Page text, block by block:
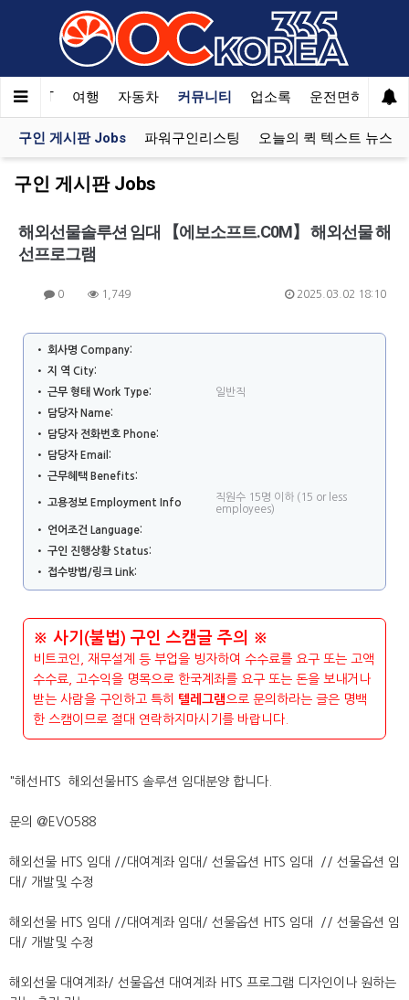
한국SAT 여행 자동차 커뮤니티 업소록 운전면허 문의
구인 게시판 Jobs 파워구인리스팅 오늘의 퀵 텍스트 뉴스
구인 게시판 Jobs
해외선물솔루션 임대 【에보소프트.C0M】 해외선물 해
선프로그램
0 1,749 2025.03.02 18:10
• 회사명 Company:
• 지 역 City:
• 근무 형태 Work Type:
일반직
• 담당자 Name:
• 담당자 전화번호 Phone:
• 담당자 Email:
• 근무혜택 Benefits:
• 고용정보 Employment Info
직원수 15명 이하 (15 or less
employees)
• 언어조건 Language:
• 구인 진행상황 Status:
• 접수방법/링크 Link:
※ 사기(불법) 구인 스캠글 주의 ※
비트코인, 재무설계 등 부업을 빙자하여 수수료를 요구 또는 고액
수수료, 고수익을 명목으로 한국계좌를 요구 또는 돈을 보내거나
받는 사람을 구인하고 특히 텔레그램으로 문의하라는 글은 명백
한 스캠이므로 절대 연락하지마시기를 바랍니다.
"해선HTS 해외선물HTS 솔루션 임대분양 합니다.
문의 @EVO588
해외선물 HTS 임대 //대여계좌 임대/ 선물옵션 HTS 임대 // 선물옵션 임
대/ 개발및 수정
해외선물 HTS 임대 //대여계좌 임대/ 선물옵션 HTS 임대 // 선물옵션 임
대/ 개발및 수정
해외선물 대여계좌/ 선물옵션 대여계좌 HTS 프로그램 디자인이나 원하는